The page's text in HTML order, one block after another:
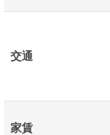
交通
家賃